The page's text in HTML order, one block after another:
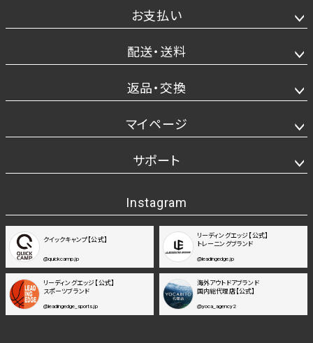
お支払い
配送・送料
返品・交換
マイページ
サポート
Instagram
クイックキャンプ【公式】
@quickcamp.jp
リーディングエッジ【公式】
トレーニングブランド
@leadingedge.jp
リーディングエッジ【公式】
スポーツブランド
@leadingedge_sports.jp
海外アウトドアブランド
国内総代理店【公式】
@yoca_agency2